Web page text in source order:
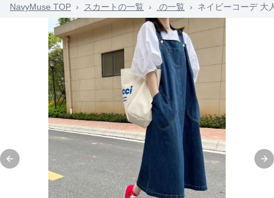
NavyMuse TOP › スカートの一覧 › .の一覧 › ネイビーコーデ 大
Previous slide